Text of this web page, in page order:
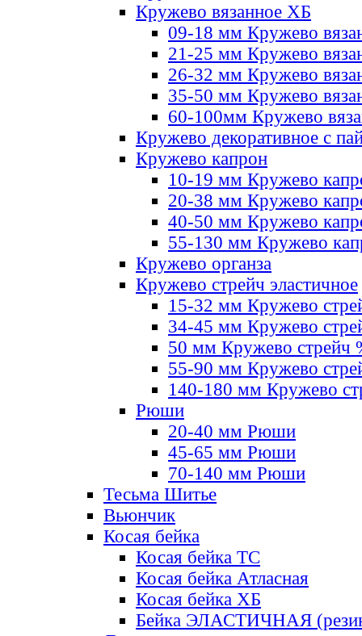
Кружево вязанное ХБ
09-18 мм Кружево
21-25 мм Кружево
26-32 мм Кружево
35-50 мм Кружево
60-100мм Кружево
Кружево декоративное с
Кружево капрон
10-19 мм Кружево
20-38 мм Кружево
40-50 мм Кружево
55-130 мм Кружево
Кружево органза
Кружево стрейч эластичное
15-32 мм Кружево
34-45 мм Кружево
50 мм Кружево стрейч
55-90 мм Кружево
140-180 мм Кружево
Рюши
20-40 мм Рюши
45-65 мм Рюши
70-140 мм Рюши
Тесьма Шитье
Вьюнчик
Косая бейка
Косая бейка ТС
Косая бейка Атласная
Косая бейка ХБ
Бейка ЭЛАСТИЧНАЯ